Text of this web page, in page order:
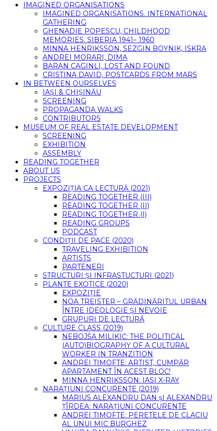
IMAGINED ORGANISATIONS
IMAGINED ORGANISATIONS. INTERNATIONAL
GATHERING
GHENADIE POPESCU, CHILDHOOD
MEMORIES. SIBERIA 1941– 1960
MINNA HENRIKSSON, SEZGIN BOYNIK, ISKRA
ANDREI MORARI, DIMA
BARAN CAGINLI, LOST AND FOUND
CRISTINA DAVID, POSTCARDS FROM MARS
IN BETWEEN OURSELVES
IAȘI & CHIȘINĂU
SCREENING
PROPAGANDA WALKS
CONTRIBUTORS
MUSEUM OF REAL ESTATE DEVELOPMENT
SCREENING
EXHIBITION
ASSEMBLY
READING TOGETHER
ABOUT US
PROJECTS
EXPOZIȚIA CA LECTURĂ (2021)
READING TOGETHER (III)
READING TOGETHER (II)
READING TOGETHER (I)
READING GROUPS
PODCAST
CONDIȚII DE PACE (2020)
TRAVELING EXHIBITION
ARTISTS
PARTENERI
STRUCTURI ȘI INFRASTUCTURI (2021)
PLANTE EXOTICE (2020)
EXPOZIȚIE
NOA TREISTER – GRĂDINĂRITUL URBAN
ÎNTRE IDEOLOGIE ȘI NEVOIE
GRUPURI DE LECTURĂ
CULTURE CLASS (2019)
NEBOJŠA MILIKIĆ: THE POLITICAL
(AUTO)BIOGRAPHY OF A CULTURAL
WORKER IN TRANZITION
ANDREI TIMOFTE: ARTIST, CUMPĂR
APARTAMENT ÎN ACEST BLOC!
MINNA HENRIKSSON: IASI X-RAY
NARAȚIUNI CONCURENTE (2019)
MARIUS ALEXANDRU DAN șI ALEXANDRU
ȚÎRDEA: NARAȚIUNI CONCURENTE
ANDREI TIMOFTE: PERETELE DE CLACIU
AL UNUI MIC BURGHEZ